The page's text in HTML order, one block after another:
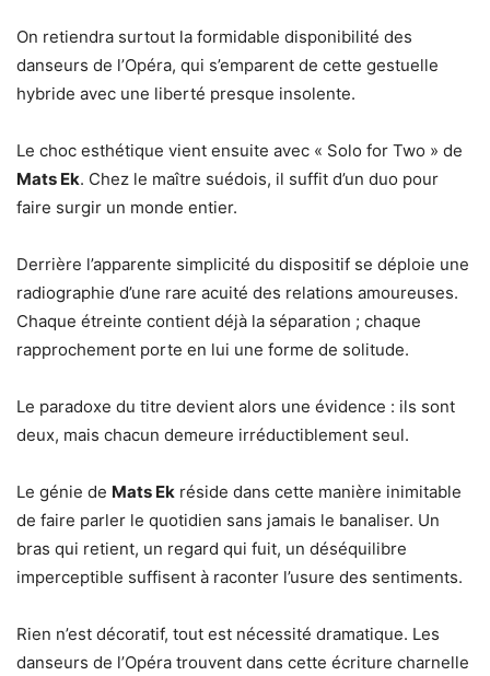
On retiendra surtout la formidable disponibilité des
danseurs de l’Opéra, qui s’emparent de cette gestuelle
hybride avec une liberté presque insolente.
Le choc esthétique vient ensuite avec « Solo for Two » de
Mats Ek. Chez le maître suédois, il suffit d’un duo pour
faire surgir un monde entier.
Derrière l’apparente simplicité du dispositif se déploie une
radiographie d’une rare acuité des relations amoureuses.
Chaque étreinte contient déjà la séparation ; chaque
rapprochement porte en lui une forme de solitude.
Le paradoxe du titre devient alors une évidence : ils sont
deux, mais chacun demeure irréductiblement seul.
Le génie de Mats Ek réside dans cette manière inimitable
de faire parler le quotidien sans jamais le banaliser. Un
bras qui retient, un regard qui fuit, un déséquilibre
imperceptible suffisent à raconter l’usure des sentiments.
Rien n’est décoratif, tout est nécessité dramatique. Les
danseurs de l’Opéra trouvent dans cette écriture charnelle